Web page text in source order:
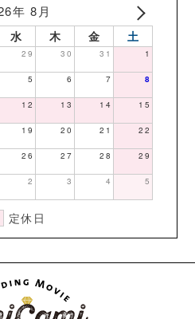
年 8月
水 木 金 土
29 30 31 1
5 6 7 8
12 13 14 15
19 20 21 22
26 27 28 29
2 3 4 5
定休日